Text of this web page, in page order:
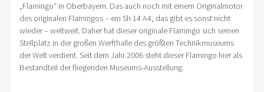
„Flamingo“ in Oberbayern. Das auch noch mit einem Originalmotor
des originalen Flamingos – ein Sh 14 A4, das gibt es sonst nicht
wieder – weltweit. Daher hat dieser originale Flamingo sich seinen
Stellplatz in der großen Werfthalle des größten Technikmuseums
der Welt verdient. Seit dem Jahr 2006 steht dieser Flamingo hier als
Bestandteil der fliegenden Museums-Ausstellung.